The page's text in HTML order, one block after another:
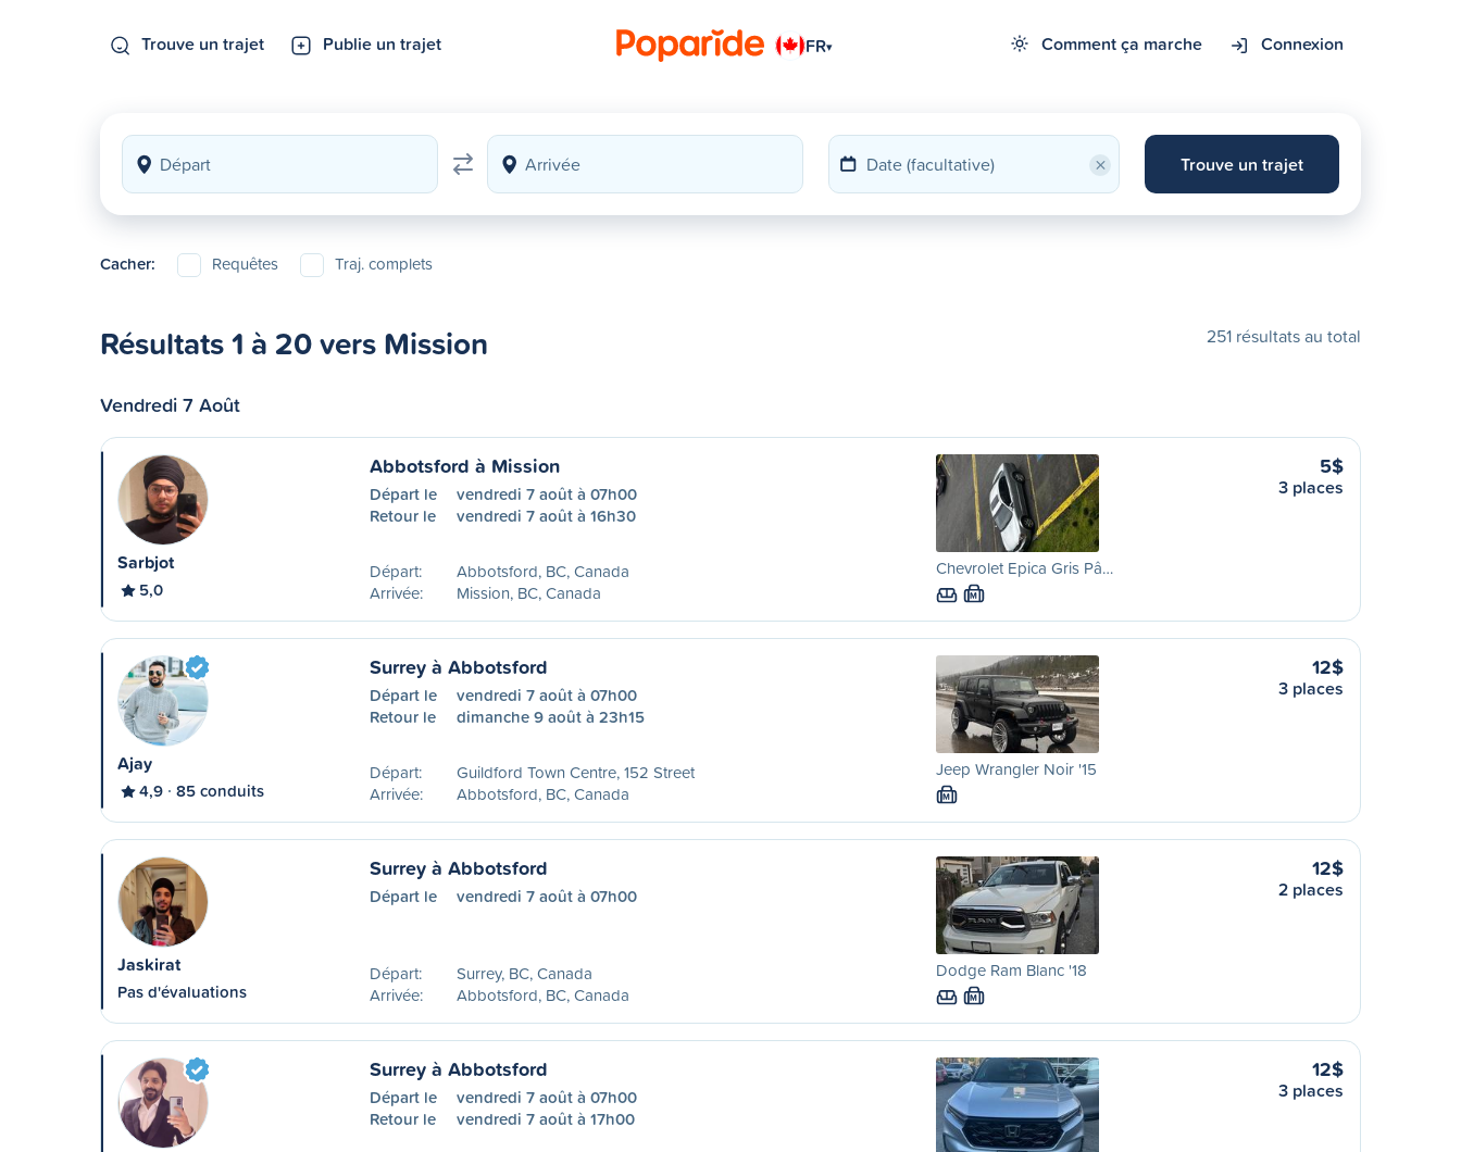
Trouve un trajet Publie un trajet FR▾ Comment ça marche Connexion
× Trouve un trajet
Cacher: Requêtes Traj. complets
Résultats 1 à 20 vers Mission 251 résultats au total
Vendredi 7 Août
Sarbjot
5,0
Abbotsford à Mission
Départ le
vendredi 7 août à 07h00
Retour le
vendredi 7 août à 16h30
Départ:
Abbotsford, BC, Canada
Arrivée:
Mission, BC, Canada
Chevrolet Epica Gris Pâ…
M
5$
3 places
Ajay
4,9 85 conduits
Surrey à Abbotsford
Départ le
vendredi 7 août à 07h00
Retour le
dimanche 9 août à 23h15
Départ:
Guildford Town Centre, 152 Street
Arrivée:
Abbotsford, BC, Canada
Jeep Wrangler Noir '15
M
12$
3 places
Jaskirat
Pas d'évaluations
Surrey à Abbotsford
Départ le vendredi 7 août à 07h00
Départ:
Surrey, BC, Canada
Arrivée:
Abbotsford, BC, Canada
Dodge Ram Blanc '18
M
12$
2 places
Surrey à Abbotsford
Départ le
vendredi 7 août à 07h00
Retour le
vendredi 7 août à 17h00
12$
3 places